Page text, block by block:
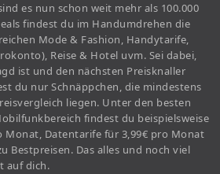
es nun schon weit mehr als 100.000
findest du im Handumdrehen die
Mode & Fashion, Handytarife,
Reise & Hotel uvm. Sei dabei,
ist und den nächsten Preisknaller
du nur Schnäppchen, die mindestens
liegen. Unter den besten
findest du beispielsweise
Monat, Datentarife für 3,99€ pro Monat
Bestpreisen. Das alles und noch viel
auf dich.